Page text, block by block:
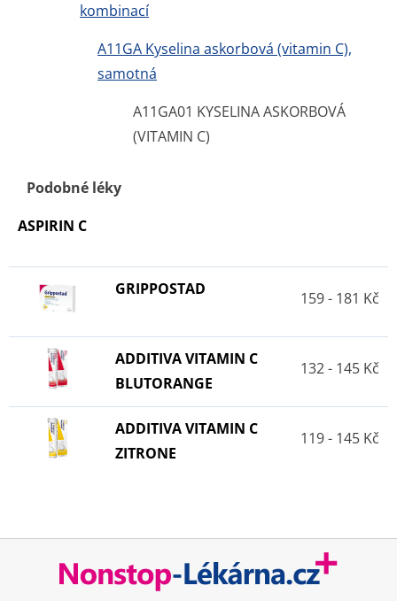
kombinací
A11GA Kyselina askorbová (vitamin C),
samotná
A11GA01 KYSELINA ASKORBOVÁ
(VITAMIN C)
Podobné léky
ASPIRIN C
GRIPPOSTAD 159 - 181 Kč
ADDITIVA VITAMIN C
BLUTORANGE
132 - 145 Kč
ADDITIVA VITAMIN C
ZITRONE
119 - 145 Kč